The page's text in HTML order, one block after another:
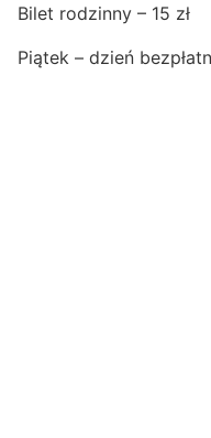
Bilet rodzinny – 15 zł
Piątek – dzień